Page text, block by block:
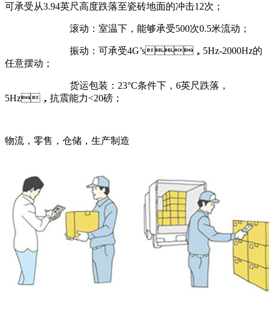
可承受从3.94英尺高度跌落至瓷砖地面的冲击12次；
滚动：室温下，能够承受500次0.5米流动；
振动：可承受4G’s，5Hz-2000Hz的
任意摆动；
货运包装：23°C条件下，6英尺跌落，
5Hz，抗震能力<20磅；
物流，零售，仓储，生产制造